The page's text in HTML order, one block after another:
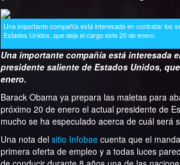
Una importante compañía está interesada en contratar los
Estados Unidos, que deja el cargo este 20 de enero.
Una importante compañía está interesada
presidente saliente de Estados Unidos,
enero.
Barack Obama ya prepara las maletas para
próximo 20 de enero el actual presidente de
mucho se ha especulado acerca de cuál será
Una nota delsitio Infobaecuenta que el
primera oferta de empleo y a todas luces